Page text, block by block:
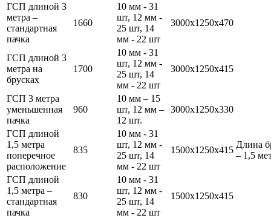
ГСП длиной 3
метра –
стандартная
пачка
1660
10 мм - 31
шт, 12 мм -
25 шт, 14
мм - 22 шт
3000х1250х470
ГСП длиной 3
метра на
брусках
1700
10 мм - 31
шт, 12 мм -
25 шт, 14
мм - 22 шт
3000х1250х415
ГСП 3 метра
уменьшенная
пачка
960
10 мм – 15
шт, 12 мм –
12 шт.
3000х1250х330
ГСП длиной
1,5 метра
поперечное
расположение
835
10 мм - 31
шт, 12 мм -
25 шт, 14
мм - 22 шт
1500х1250х415
Длина
– 1,5
ГСП длиной
1,5 метра –
стандартная
пачка
830
10 мм - 31
шт, 12 мм -
25 шт, 14
мм - 22 шт
1500х1250х415